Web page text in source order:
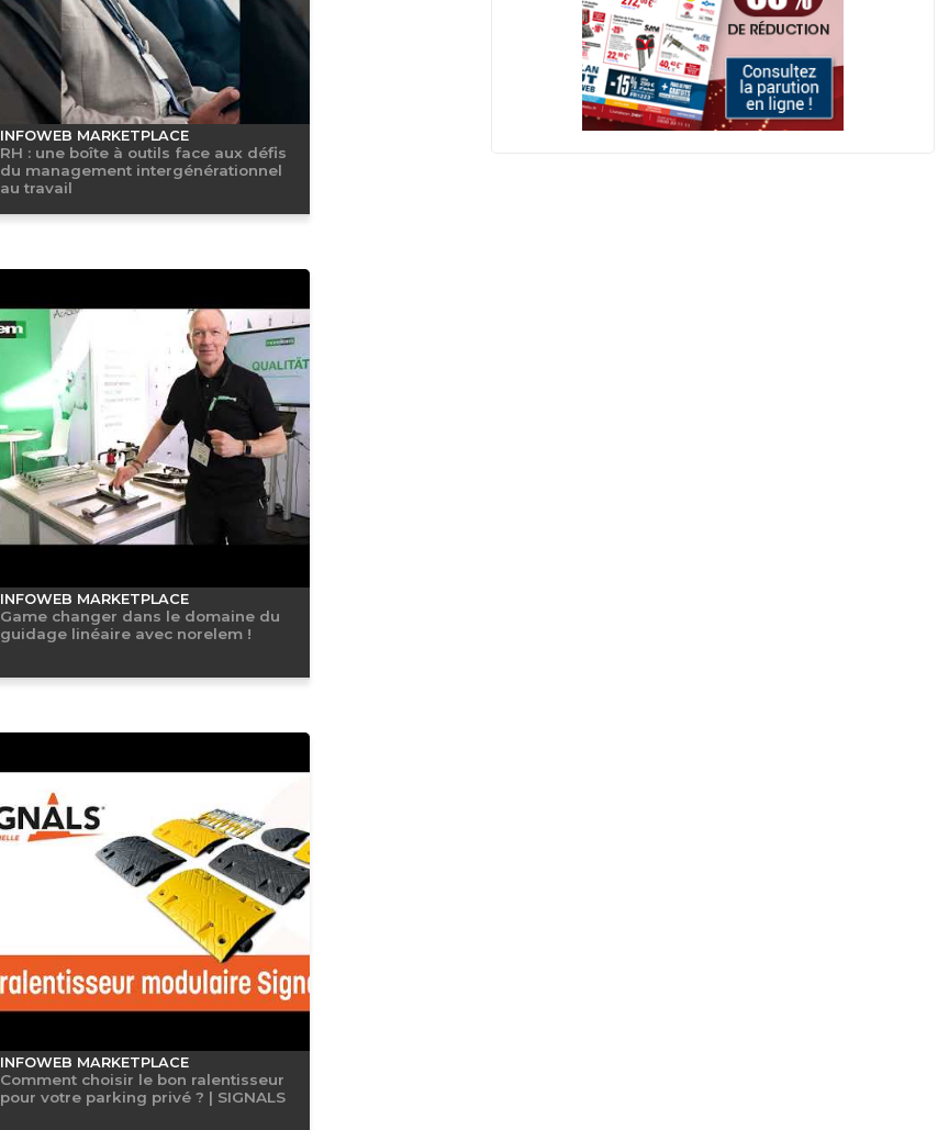
INFOWEB MARKETPLACE
RH : une boîte à outils face aux défis
du management intergénérationnel
au travail
INFOWEB MARKETPLACE
Game changer dans le domaine du
guidage linéaire avec norelem !
INFOWEB MARKETPLACE
Comment choisir le bon ralentisseur
pour votre parking privé ? | SIGNALS